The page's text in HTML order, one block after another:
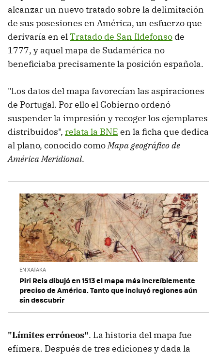
alcanzar un nuevo tratado sobre la delimitación
de sus posesiones en América, un esfuerzo que
derivaría en elTratado de San Ildefonso de
1777, y aquel mapa de Sudamérica no
beneficiaba precisamente la posición española.
"Los datos del mapa favorecían las aspiraciones
de Portugal. Por ello el Gobierno ordenó
suspender la impresión y recoger los ejemplares
distribuidos", relata la BNE en la ficha que dedica
al plano, conocido comoMapa geográfico de
América Meridional.
EN XATAKA
Piri Reis dibujó en 1513 el mapa más increíblemente
preciso de América. Tanto que incluyó regiones aún
sin descubrir
"Límites erróneos". La historia del mapa fue
efímera. Después de tres ediciones y dada la